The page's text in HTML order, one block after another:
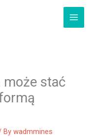
stać
Bywadmmines